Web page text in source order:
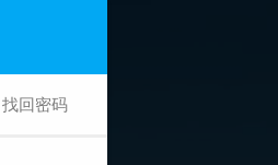
找回密码